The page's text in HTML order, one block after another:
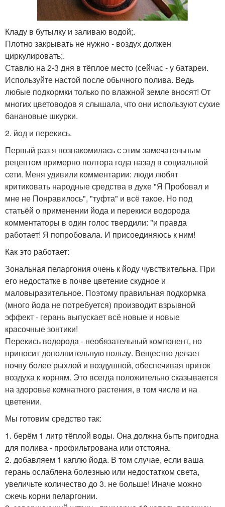
Кладу в бутылку и заливаю водой;.
Плотно закрывать не нужно - воздух должен
циркулировать;.
Ставлю на 2-3 дня в тёплое место (сейчас - у батареи.
Используйте настой после обычного полива. Ведь
любые подкормки только по влажной земле вносят! От
многих цветоводов я слышала, что они используют сухие
банановые шкурки.
2. йод и перекись.
Первый раз я познакомилась с этим замечательным
рецептом примерно полтора года назад в социальной
сети. Меня удивили комментарии: люди любят
критиковать народные средства в духе "Я Пробовал и
мне не Понравилось", "туфта" и всё такое. Но под
статьёй о применении йода и перекиси водорода
комментаторы в один голос твердили: "и правда
работает! Я попробовала. И присоединяюсь к ним!
Как это работает:
Зональная пеларгония очень к йоду чувствительна. При
его недостатке в почве цветение скудное и
маловыразительное. Поэтому правильная подкормка
(много йода не потребуется) производит взрывной
эффект - герань выпускает всё новые и новые
красочные зонтики!
Перекись водорода - необязательный компонент, но
приносит дополнительную пользу. Вещество делает
почву более рыхлой и воздушной, обеспечивая приток
воздуха к корням. Это всегда положительно сказывается
на здоровье комнатного растения, в том числе и на
цветении.
Мы готовим средство так:
1. берём 1 литр тёплой воды. Она должна быть пригодна
для полива - профильтрована или отстояна.
2. добавляем 1 каплю йода. В том случае, если ваша
герань ослаблена болезнью или недостатком света,
увеличьте количество до 3. не больше! Иначе можно
сжечь корни пеларгонии.